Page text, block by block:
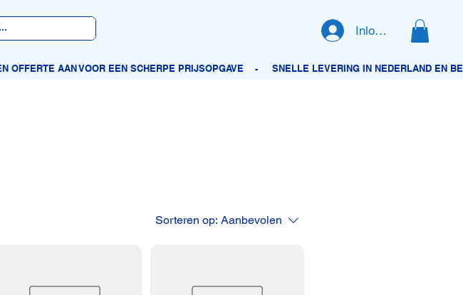
Inloggen
Sorteren op: Aanbevolen